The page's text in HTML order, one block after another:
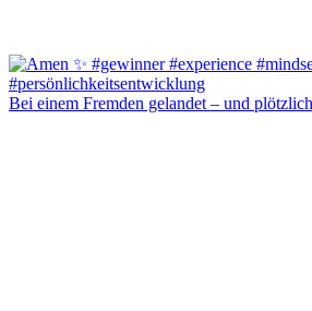
Bei einem Fremden gelandet – und